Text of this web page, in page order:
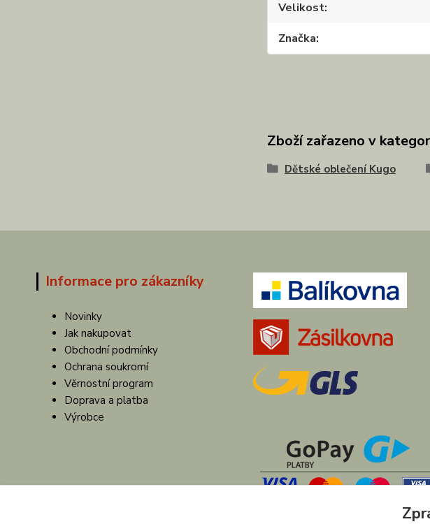
Velikost
Značka
Zboží zařazeno v
Dětské oblečení Kugo
Informace pro zákazníky
Novinky
Jak nakupovat
Obchodní podmínky
Ochrana soukromí
Věrnostní program
Doprava a platba
Výrobce